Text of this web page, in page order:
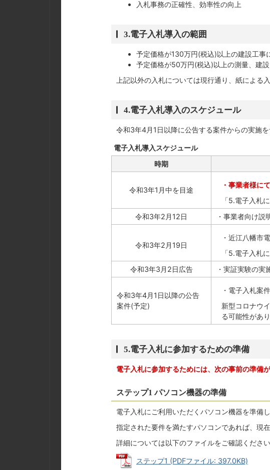
入札事務の正確性、効率性の向上
3.電子入札導入の範囲
予定価格が130万円(税込)以上の建設工事
予定価格が50万円(税込)以上の測量、建
上記以外の入札については現行通り、紙による
4.電子入札導入のスケジュール
令和3年4月1日以降に公告する案件からの実施を
電子入札導入スケジュール
時期
令和3年1月中を目途
・事業者様に
「5.電子入札
令和3年2月12日
・事業者向け説
令和3年2月19日
・近江八幡市
「5.電子入札
令和3年3月2日広告
・実証実験の実
令和3年4月1日以降の公告
案件(予定)
・電子入札案
新型コロナウ
る可能性があり
5.電子入札に参加するための準備
電子入札に参加するためには、次の事前の準備が
ステップ1 パソコン機器の準備
電子入札にご利用いただくパソコン機器を準備し
指定された要件を満たすパソコンであれば、現
詳細については以下のファイルをご確認ください
ステップ1 (PDFファイル: 397.0KB)